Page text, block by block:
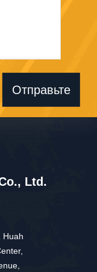
Отправьте
Ltd.
Huah